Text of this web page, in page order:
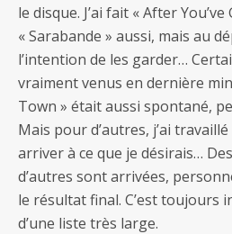
le disque. J’ai fait « After
« Sarabande » aussi, mais au
l’intention de les garder…
vraiment venus en dernière
Town » était aussi spontané,
Mais pour d’autres, j’ai
arriver à ce que je désirais…
d’autres sont arrivées,
le résultat final. C’est toujours
d’une liste très large.